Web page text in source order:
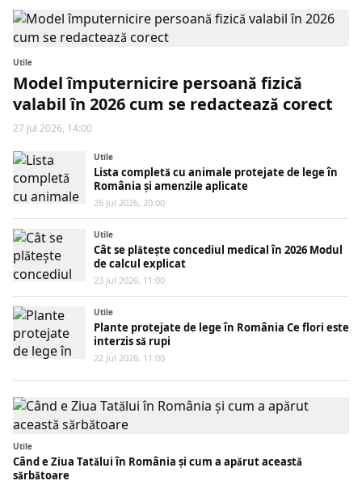
Utile
Model împuternicire persoană fizică
valabil în 2026 cum se redactează corect
27 Jul 2026, 14:00
Utile
Lista completă cu animale protejate de lege în
România și amenzile aplicate
26 Jul 2026, 20:00
Utile
Cât se plătește concediul medical în 2026 Modul
de calcul explicat
23 Jul 2026, 11:00
Utile
Plante protejate de lege în România Ce flori este
interzis să rupi
22 Jul 2026, 11:00
Utile
Când e Ziua Tatălui în România și cum a apărut această
sărbătoare